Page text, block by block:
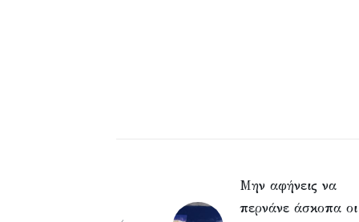
Μην αφήνεις να
περνάνε άσκοπα οι